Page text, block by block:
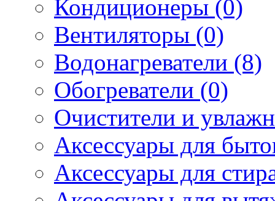
Кондиционеры (0)
Вентиляторы (0)
Водонагреватели (8)
Обогреватели (0)
Очистители и
Аксессуары для
Аксессуары для